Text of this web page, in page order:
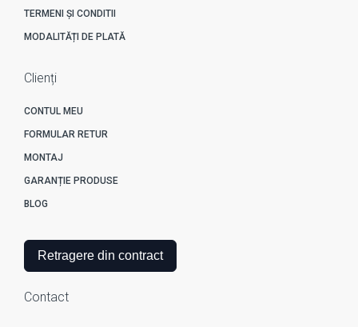
TERMENI ȘI CONDITII
MODALITĂȚI DE PLATĂ
Clienți
CONTUL MEU
FORMULAR RETUR
MONTAJ
GARANȚIE PRODUSE
BLOG
Retragere din contract
Contact